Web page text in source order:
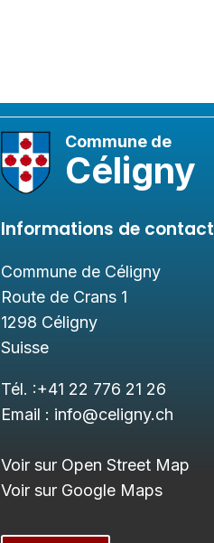
Commune de
Céligny
Informations de contact
Commune de Céligny
Route de Crans 1
1298 Céligny
Suisse
Tél. :+41 22 776 21 26
Email : info@celigny.ch
Voir sur Open Street Map
Voir sur Google Maps